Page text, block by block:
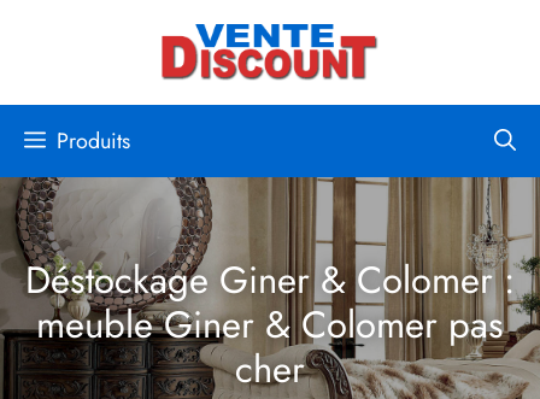
Produits
Déstockage Giner & Colomer :
meuble Giner & Colomer pas
cher